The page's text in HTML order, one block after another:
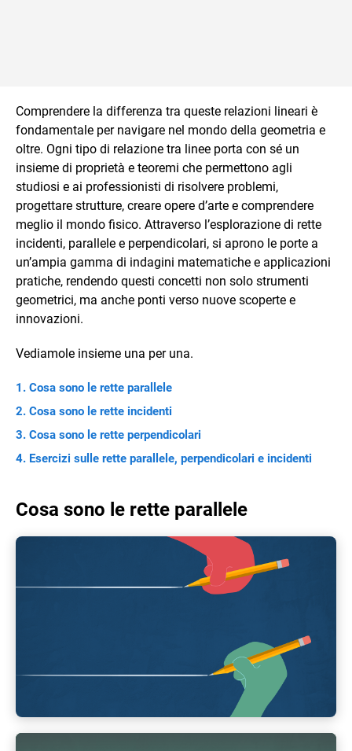
Comprendere la differenza tra queste relazioni lineari è
fondamentale per navigare nel mondo della geometria e
oltre. Ogni tipo di relazione tra linee porta con sé un
insieme di proprietà e teoremi che permettono agli
studiosi e ai professionisti di risolvere problemi,
progettare strutture, creare opere d’arte e comprendere
meglio il mondo fisico. Attraverso l’esplorazione di rette
incidenti, parallele e perpendicolari, si aprono le porte a
un’ampia gamma di indagini matematiche e applicazioni
pratiche, rendendo questi concetti non solo strumenti
geometrici, ma anche ponti verso nuove scoperte e
innovazioni.
Vediamole insieme una per una.
Cosa sono le rette parallele
Cosa sono le rette incidenti
Cosa sono le rette perpendicolari
Esercizi sulle rette parallele, perpendicolari e incidenti
Cosa sono le rette parallele